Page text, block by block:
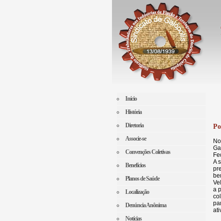
Início
História
Diretoria
Associe-se
Convenções Coletivas
Benefícios
Planos de Saúde
Localização
Denúncia Anônima
Notícias